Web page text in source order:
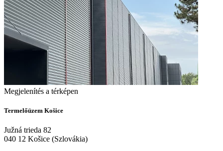
Megjelenítés a térképen
Termelőüzem Košice
Južná trieda 82
040 12 Košice (Szlovákia)